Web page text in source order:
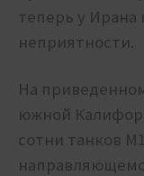
теперь у
неприятности.
На
южной
сотни танков